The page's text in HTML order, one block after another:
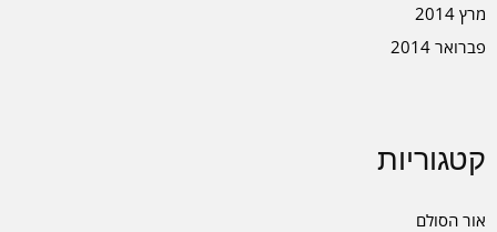
מרץ 2014
פברואר 2014
קטגוריות
אור הסולם